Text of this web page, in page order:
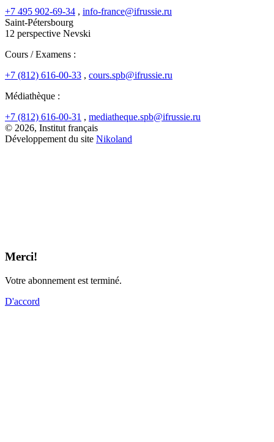
+7 495 902-69-34 , info-france@ifrussie.ru
Saint-Pétersbourg
12 perspective Nevski
Cours / Examens :
+7 (812) 616-00-33 , cours.spb@ifrussie.ru
Médiathèque :
+7 (812) 616-00-31 , mediatheque.spb@ifrussie.ru
© 2026, Institut français
Développement du site Nikoland
Merci!
Votre abonnement est terminé.
D'accord